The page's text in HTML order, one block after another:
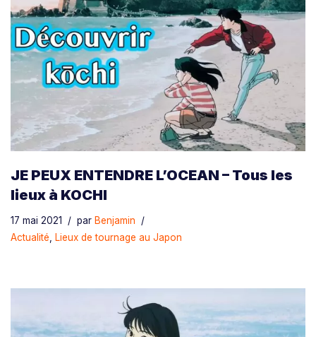
JE PEUX ENTENDRE L’OCEAN – Tous les
lieux à KOCHI
17 mai 2021 par Benjamin
Actualité, Lieux de tournage au Japon